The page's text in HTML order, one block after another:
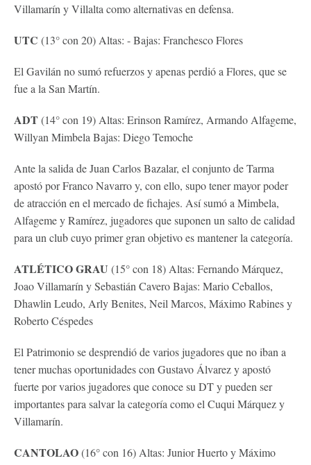
Villamarín y Villalta como alternativas en defensa.
UTC (13° con 20) Altas: - Bajas: Franchesco Flores
El Gavilán no sumó refuerzos y apenas perdió a Flores, que se
fue a la San Martín.
ADT(14° con 19) Altas: Erinson Ramírez, Armando Alfageme,
Willyan Mimbela Bajas: Diego Temoche
Ante la salida de Juan Carlos Bazalar, el conjunto de Tarma
apostó por Franco Navarro y, con ello, supo tener mayor poder
de atracción en el mercado de fichajes. Así sumó a Mimbela,
Alfageme y Ramírez, jugadores que suponen un salto de calidad
para un club cuyo primer gran objetivo es mantener la categoría.
ATLÉTICO GRAU (15° con 18) Altas: Fernando Márquez,
Joao Villamarín y Sebastián Cavero Bajas: Mario Ceballos,
Dhawlin Leudo, Arly Benites, Neil Marcos, Máximo Rabines y
Roberto Céspedes
El Patrimonio se desprendió de varios jugadores que no iban a
tener muchas oportunidades con Gustavo Álvarez y apostó
fuerte por varios jugadores que conoce su DT y pueden ser
importantes para salvar la categoría como el Cuqui Márquez y
Villamarín.
CANTOLAO(16° con 16) Altas: Junior Huerto y Máximo